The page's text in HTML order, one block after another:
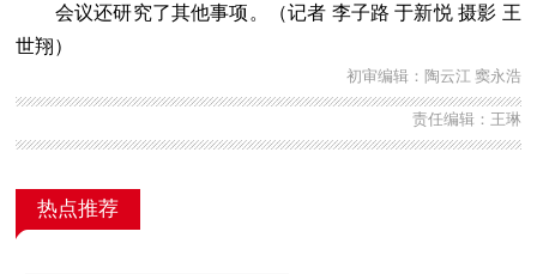
会议还研究了其他事项。（记者 李子路 于新悦 摄影 王
世翔）
初审编辑：陶云江 窦永浩
责任编辑：王琳
热点推荐